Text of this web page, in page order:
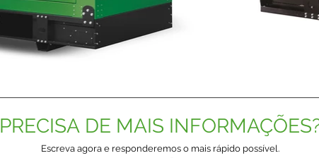
PRECISA DE MAIS
Escreva agora e responderemos o mais rápido possível.